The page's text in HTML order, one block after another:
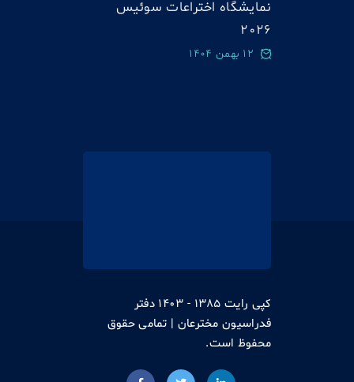
نمایشگاه اختراعات سوئيس
2026
12 بهمن 1404
کپی رایت 1385 - 1403 دفتر
فدراسیون مخترعان | تمامی حقوق
محفوظ است.